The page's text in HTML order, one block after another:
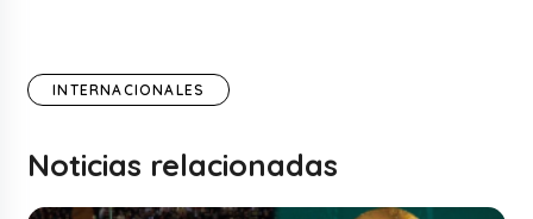
INTERNACIONALES
Noticias relacionadas